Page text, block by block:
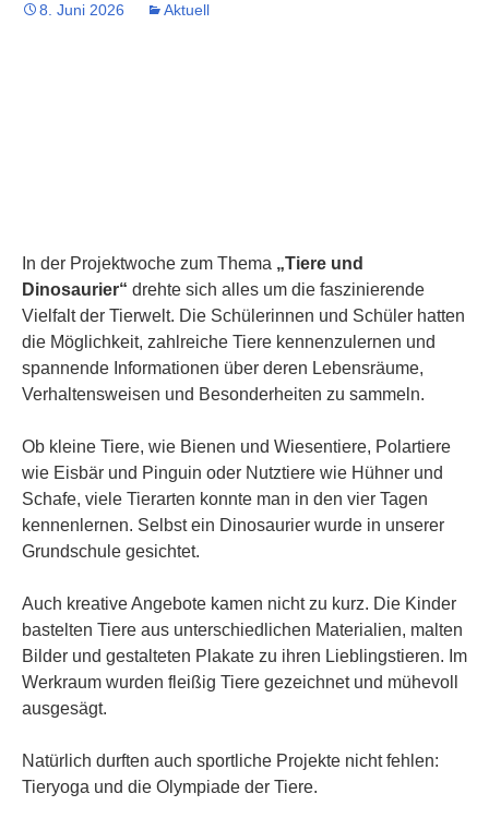
8. Juni 2026 Aktuell
In der Projektwoche zum Thema „Tiere und
Dinosaurier“ drehte sich alles um die faszinierende
Vielfalt der Tierwelt. Die Schülerinnen und Schüler hatten
die Möglichkeit, zahlreiche Tiere kennenzulernen und
spannende Informationen über deren Lebensräume,
Verhaltensweisen und Besonderheiten zu sammeln.
Ob kleine Tiere, wie Bienen und Wiesentiere, Polartiere
wie Eisbär und Pinguin oder Nutztiere wie Hühner und
Schafe, viele Tierarten konnte man in den vier Tagen
kennenlernen. Selbst ein Dinosaurier wurde in unserer
Grundschule gesichtet.
Auch kreative Angebote kamen nicht zu kurz. Die Kinder
bastelten Tiere aus unterschiedlichen Materialien, malten
Bilder und gestalteten Plakate zu ihren Lieblingstieren. Im
Werkraum wurden fleißig Tiere gezeichnet und mühevoll
ausgesägt.
Natürlich durften auch sportliche Projekte nicht fehlen:
Tieryoga und die Olympiade der Tiere.